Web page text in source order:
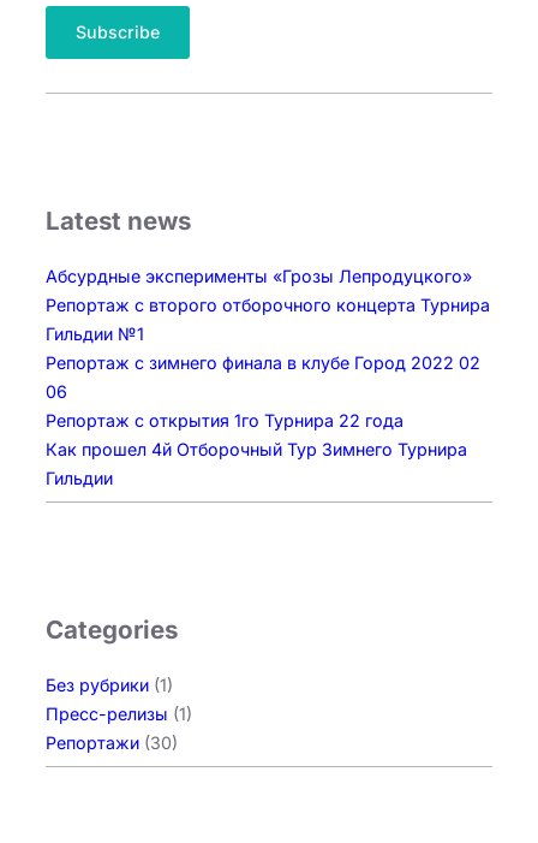
Latest news
Абсурдные эксперименты «Грозы Лепродуцкого»
Репортаж с второго отборочного концерта Турнира
Гильдии №1
Репортаж с зимнего финала в клубе Город 2022 02
06
Репортаж с открытия 1го Турнира 22 года
Как прошел 4й Отборочный Тур Зимнего Турнира
Гильдии
Categories
Без рубрики (1)
Пресс-релизы (1)
Репортажи (30)